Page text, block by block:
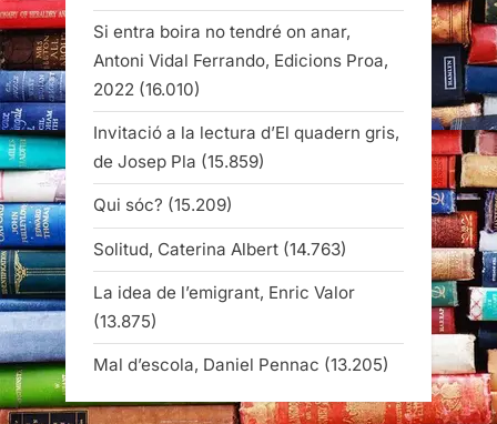
Si entra boira no tendré on anar,
Antoni Vidal Ferrando, Edicions Proa,
2022 (16.010)
Invitació a la lectura d’El quadern gris,
de Josep Pla (15.859)
Qui sóc? (15.209)
Solitud, Caterina Albert (14.763)
La idea de l’emigrant, Enric Valor
(13.875)
Mal d’escola, Daniel Pennac (13.205)